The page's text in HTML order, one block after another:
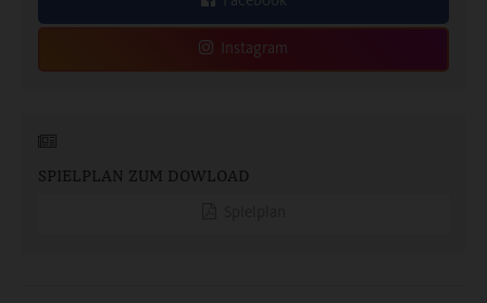
Instagram
SPIELPLAN ZUM DOWLOAD